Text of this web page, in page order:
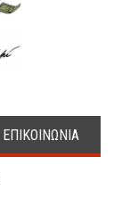
ΕΠΙΚΟΙΝΩΝΙΑ